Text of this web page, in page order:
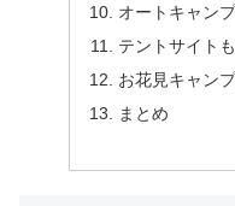
オートキャン
テントサイト
お花見キャン
まとめ